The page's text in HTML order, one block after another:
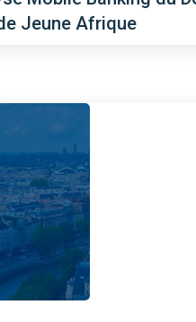
Jeune Afrique